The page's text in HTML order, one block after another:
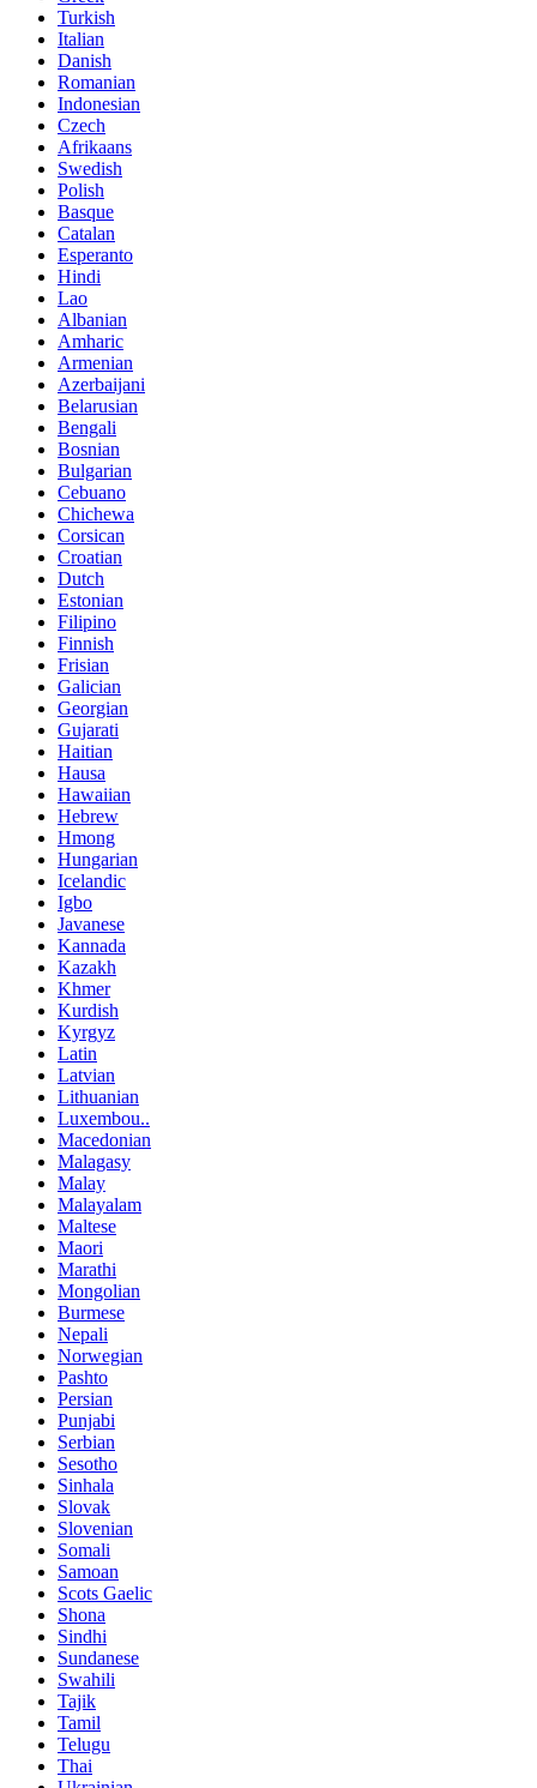
Turkish
Italian
Danish
Romanian
Indonesian
Czech
Afrikaans
Swedish
Polish
Basque
Catalan
Esperanto
Hindi
Lao
Albanian
Amharic
Armenian
Azerbaijani
Belarusian
Bengali
Bosnian
Bulgarian
Cebuano
Chichewa
Corsican
Croatian
Dutch
Estonian
Filipino
Finnish
Frisian
Galician
Georgian
Gujarati
Haitian
Hausa
Hawaiian
Hebrew
Hmong
Hungarian
Icelandic
Igbo
Javanese
Kannada
Kazakh
Khmer
Kurdish
Kyrgyz
Latin
Latvian
Lithuanian
Luxembou..
Macedonian
Malagasy
Malay
Malayalam
Maltese
Maori
Marathi
Mongolian
Burmese
Nepali
Norwegian
Pashto
Persian
Punjabi
Serbian
Sesotho
Sinhala
Slovak
Slovenian
Somali
Samoan
Scots Gaelic
Shona
Sindhi
Sundanese
Swahili
Tajik
Tamil
Telugu
Thai